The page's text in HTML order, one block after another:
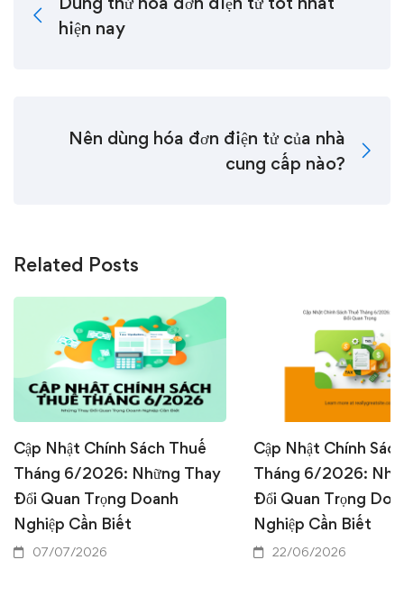
hiện nay
Nên dùng hóa đơn điện tử của nhà
cung cấp nào?
Related Posts
Cập Nhật Chính Sách Thuế
Tháng 6/2026: Những Thay
Đổi Quan Trọng Doanh
Nghiệp Cần Biết
07/07/2026
Cập Nhật Chính
Tháng 6/2026:
Đổi Quan Trọng
Nghiệp Cần Biết
22/06/2026